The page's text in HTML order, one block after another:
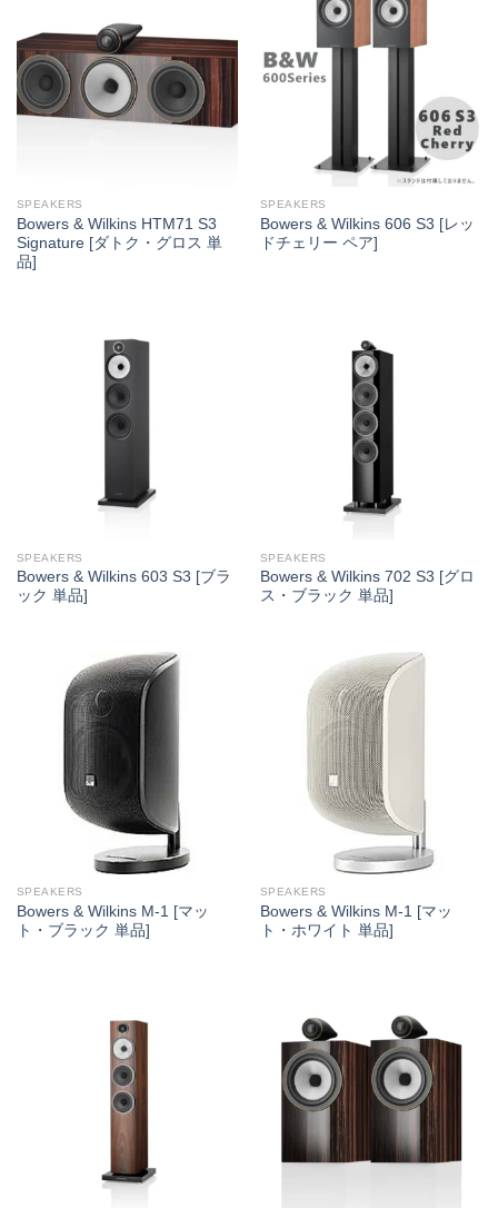
SPEAKERS
Bowers & Wilkins HTM71 S3
Signature [ダトク・グロス 単
品]
SPEAKERS
Bowers & Wilkins 606 S3 [レッ
ドチェリー ペア]
SPEAKERS
Bowers & Wilkins 603 S3 [ブラ
ック 単品]
SPEAKERS
Bowers & Wilkins 702 S3 [グロ
ス・ブラック 単品]
SPEAKERS
Bowers & Wilkins M-1 [マッ
ト・ブラック 単品]
SPEAKERS
Bowers & Wilkins M-1 [マッ
ト・ホワイト 単品]